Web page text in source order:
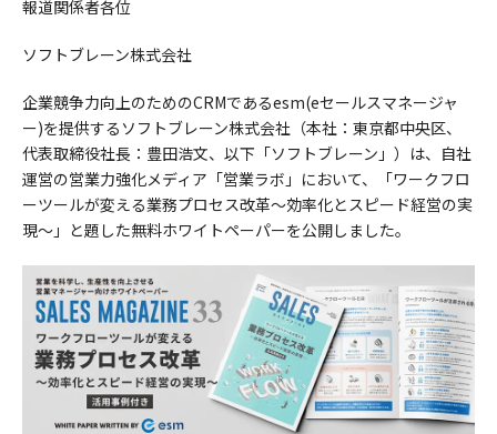
報道関係者各位
ソフトブレーン株式会社
企業競争力向上のためのCRMであるesm(eセールスマネージャ
ー)を提供するソフトブレーン株式会社（本社：東京都中央区、
代表取締役社長：豊田浩文、以下「ソフトブレーン」）は、自社
運営の営業力強化メディア「営業ラボ」において、「ワークフロ
ーツールが変える業務プロセス改革～効率化とスピード経営の実
現～」と題した無料ホワイトペーパーを公開しました。